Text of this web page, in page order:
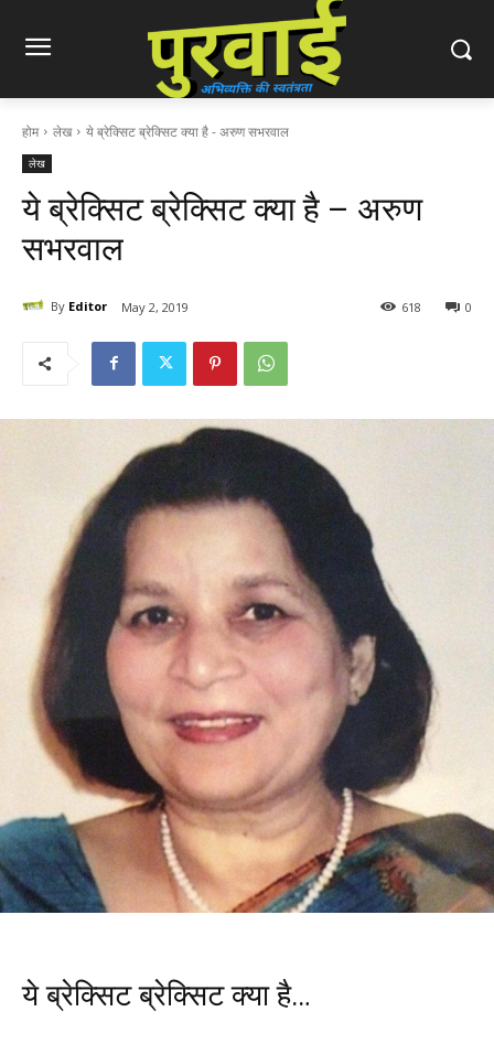
होम लेख ये ब्रेक्सिट ब्रेक्सिट क्या है - अरुण सभरवाल
लेख
ये ब्रेक्सिट ब्रेक्सिट क्या है – अरुण
सभरवाल
By Editor May 2, 2019 0
618
ये ब्रेक्सिट ब्रेक्सिट क्या है…